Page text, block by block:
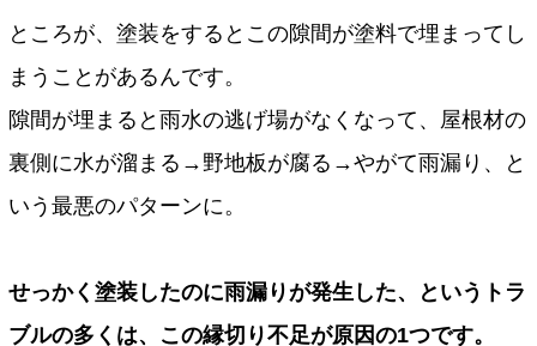
ところが、塗装をするとこの隙間が塗料で埋まってし
まうことがあるんです。
隙間が埋まると雨水の逃げ場がなくなって、屋根材の
裏側に水が溜まる→野地板が腐る→やがて雨漏り、と
いう最悪のパターンに。
せっかく塗装したのに雨漏りが発生した、というトラ
ブルの多くは、この縁切り不足が原因の1つです。